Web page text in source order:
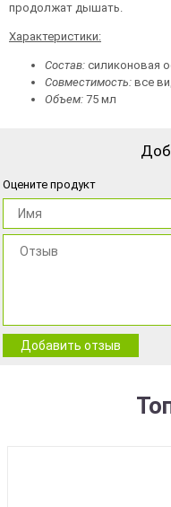
продолжат дышать.
Характеристики:
Состав: силиконовая
Совместимость: все
Объем: 75 мл
Оцените продукт
Добавить отзыв